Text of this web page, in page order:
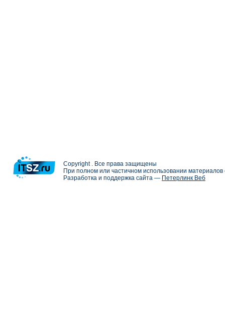
Copyright . Все права защищены
При полном или частичном использовании
Разработка и поддержка сайта — Петерлинк Веб